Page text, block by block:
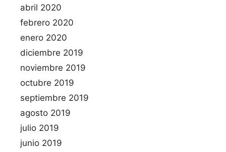
abril 2020
febrero 2020
enero 2020
diciembre 2019
noviembre 2019
octubre 2019
septiembre 2019
agosto 2019
julio 2019
junio 2019